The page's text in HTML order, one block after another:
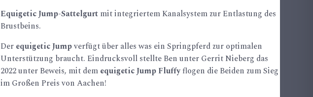
Equigetic Jump-Sattelgurt mit integriertem Kanalsystem zur Entlastung des
Brustbeins.
Der equigetic Jumpverfügt über alles was ein Springpferd zur optimalen
Unterstützung braucht. Eindrucksvoll stellte Ben unter Gerrit Nieberg das
2022 unter Beweis, mit dem equigetic Jump Fluffyflogen die Beiden zum Sieg
im Großen Preis von Aachen!